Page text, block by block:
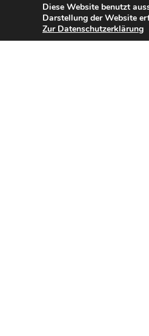
Diese Website benutzt
Darstellung der Website
Zur Datenschutzerklärung